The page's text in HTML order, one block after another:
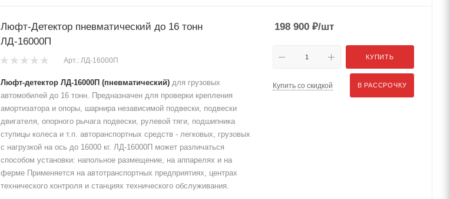
Люфт-Детектор пневматический до 16 тонн
ЛД-16000П
Арт.: ЛД-16000П
Люфт-детектор ЛД-16000П (пневматический) для грузовых
автомобилей до 16 тонн. Предназначен для проверки крепления
амортизатора и опоры, шарнира независимой подвески, подвески
двигателя, опорного рычага подвески, рулевой тяги, подшипника
ступицы колеса и т.п. авторанспортных средств - легковых, грузовых
с нагрузкой на ось до 16000 кг. ЛД-16000П может различаться
способом установки: напольное размещение, на аппарелях и на
ферме Применяется на автотранспортных предприятиях, центрах
технического контроля и станциях технического обслуживания.
198 900 ₽/шт
КУПИТЬ
Купить со скидкой В РАССРОЧКУ